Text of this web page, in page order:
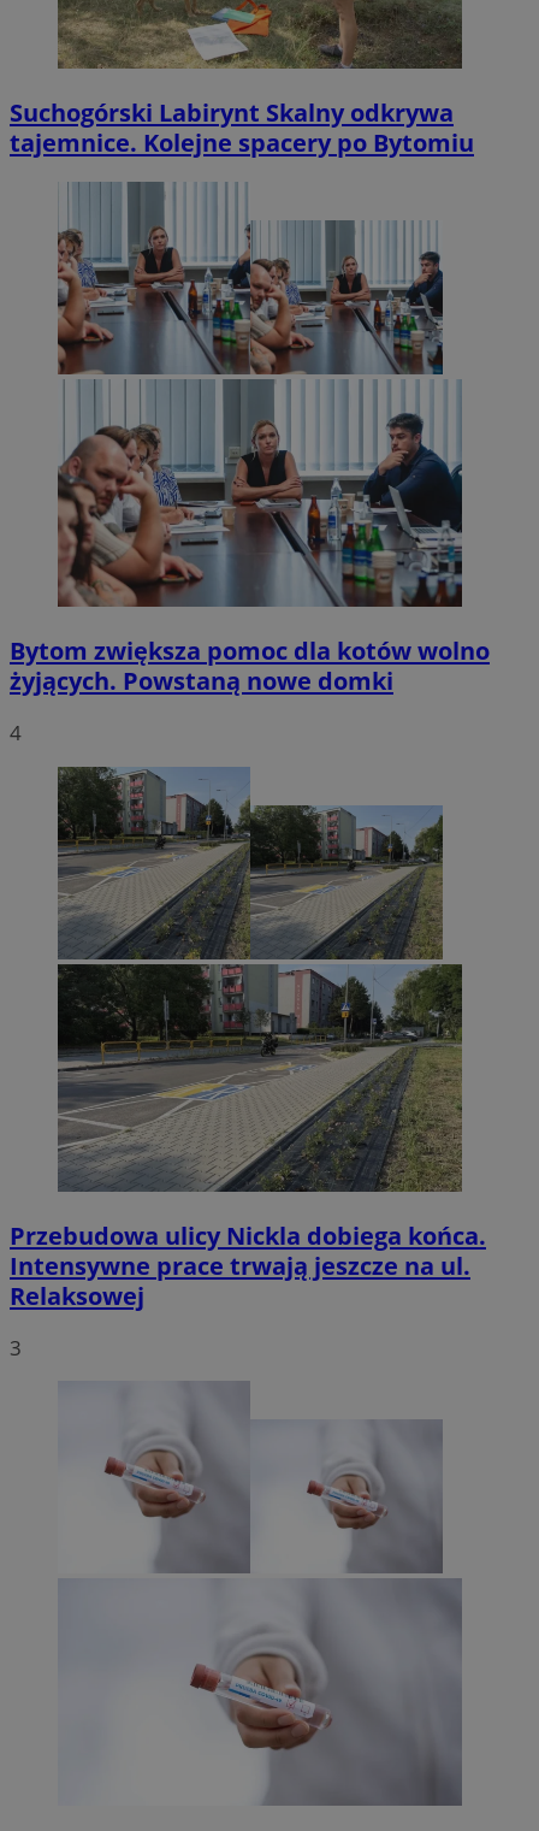
Suchogórski Labirynt Skalny odkrywa
tajemnice. Kolejne spacery po Bytomiu
Bytom zwiększa pomoc dla kotów wolno
żyjących. Powstaną nowe domki
4
Przebudowa ulicy Nickla dobiega końca.
Intensywne prace trwają jeszcze na ul.
Relaksowej
3